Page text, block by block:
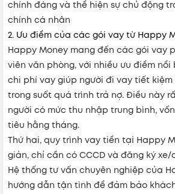
chính đáng và thể hiện sự chủ động
chính cá nhân
2. Ưu điểm của các gói vay từ Happy
Happy Money mang đến các gói vay
viên văn phòng, với nhiều ưu điểm nổi
chi phí vay giúp người đi vay tiết kiệm
trong suốt quá trình trả nợ. Điều này
người có mức thu nhập trung bình,
tiêu hằng tháng.
Thứ hai, quy trình vay tiền tại Happy
giản, chỉ cần có CCCD và đăng ký
Hệ thống tư vấn chuyên nghiệp của
hướng dẫn tận tình để đảm bảo